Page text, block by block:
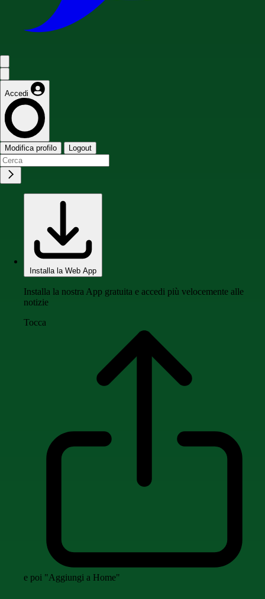
Accedi
Modifica profilo Logout
Installa la Web App
Installa la nostra App gratuita e accedi più velocemente alle
notizie
Tocca
e poi "Aggiungi a Home"